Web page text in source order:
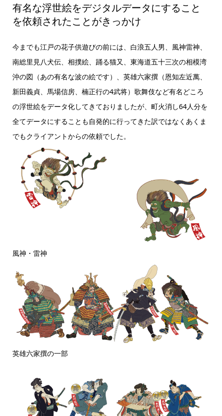
有名な浮世絵をデジタルデータにすること
を依頼されたことがきっかけ
今までも江戸の花子供遊びの前には、白浪五人男、風神雷神、
南総里見八犬伝、相撲絵、踊る猫又、東海道五十三次の相模湾
沖の図（あの有名な波の絵です）、英雄六家撰（恩知左近萬、
新田義貞、馬場信房、楠正行の4武将）歌舞伎など有名どころ
の浮世絵をデータ化してきておりましたが、町火消し64人分を
全てデータにすることも自発的に行ってきた訳ではなくあくま
でもクライアントからの依頼でした。
風神・雷神
英雄六家撰の一部